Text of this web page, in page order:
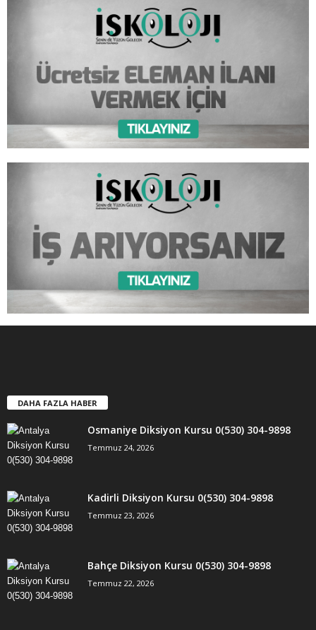
DAHA FAZLA HABER
Osmaniye Diksiyon Kursu 0(530) 304-9898
Temmuz 24, 2026
Kadirli Diksiyon Kursu 0(530) 304-9898
Temmuz 23, 2026
Bahçe Diksiyon Kursu 0(530) 304-9898
Temmuz 22, 2026